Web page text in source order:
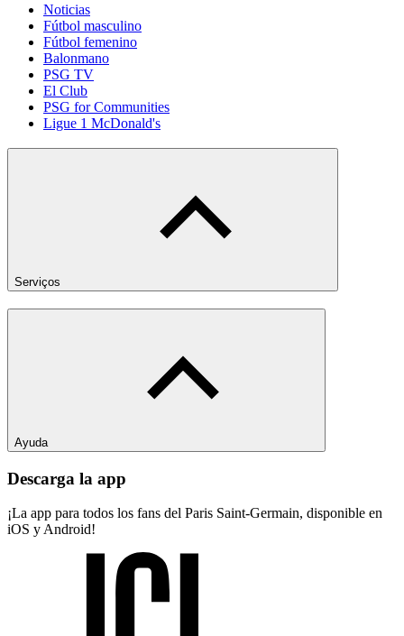
Noticias
Fútbol masculino
Fútbol femenino
Balonmano
PSG TV
El Club
PSG for Communities
Ligue 1 McDonald's
Serviços
Ayuda
Descarga la app
¡La app para todos los fans del Paris Saint-Germain, disponible en
iOS y Android!